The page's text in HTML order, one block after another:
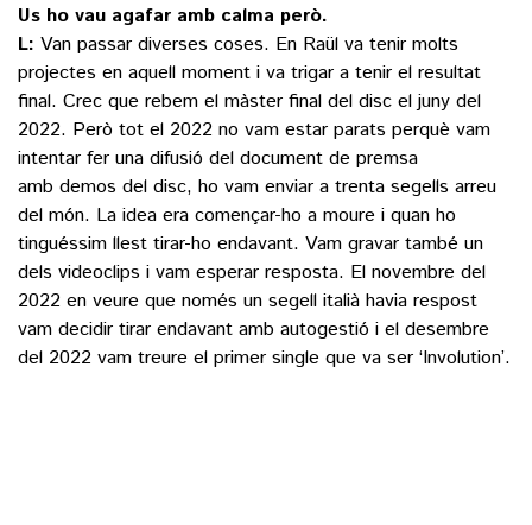
Us ho vau agafar amb calma però.
L: Van passar diverses coses. En Raül va tenir molts
projectes en aquell moment i va trigar a tenir el resultat
final. Crec que rebem el màster final del disc el juny del
2022. Però tot el 2022 no vam estar parats perquè vam
intentar fer una difusió del document de premsa
amb demos del disc, ho vam enviar a trenta segells arreu
del món. La idea era començar-ho a moure i quan ho
tinguéssim llest tirar-ho endavant. Vam gravar també un
dels videoclips i vam esperar resposta. El novembre del
2022 en veure que només un segell italià havia respost
vam decidir tirar endavant amb autogestió i el desembre
del 2022 vam treure el primer single que va ser ‘Involution’.